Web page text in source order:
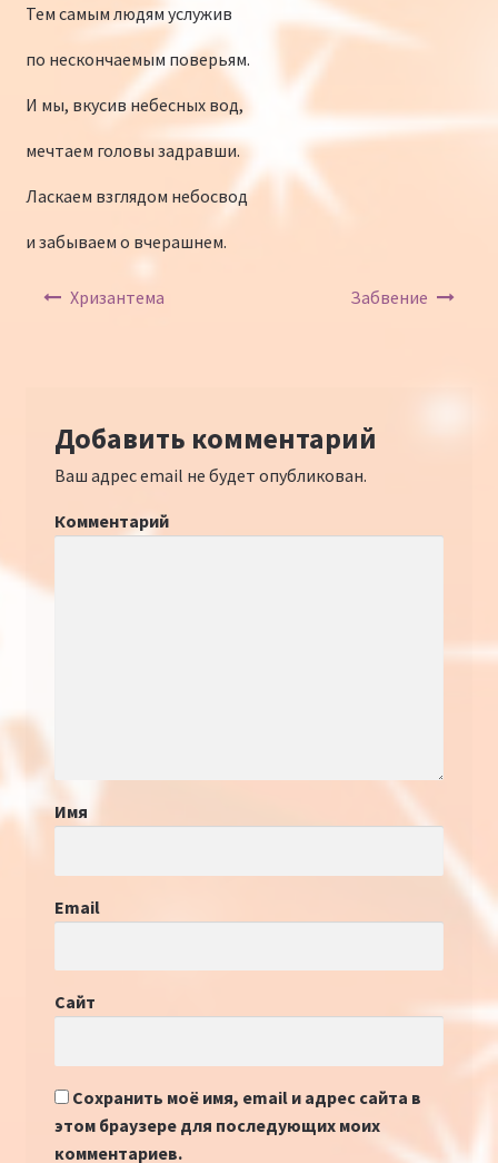
Тем самым людям услужив
по нескончаемым поверьям.
И мы, вкусив небесных вод,
мечтаем головы задравши.
Ласкаем взглядом небосвод
и забываем о вчерашнем.
Навигация по записям
Хризантема Забвение
Добавить комментарий
Ваш адрес email не будет опубликован.
Комментарий
Имя
Email
Сайт
Сохранить моё имя, email и адрес сайта в
этом браузере для последующих моих
комментариев.